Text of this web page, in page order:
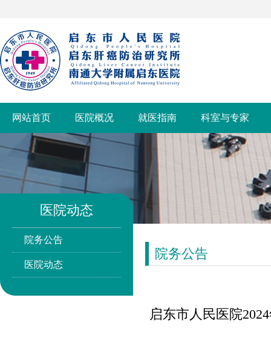
网站首页 医院概况 就医指南 科室与专家
医院动态
院务公告
医院动态
院务公告
启东市人民医院